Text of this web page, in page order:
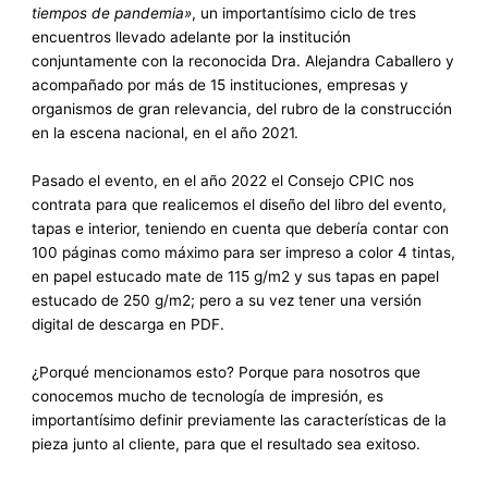
tiempos de pandemia», un importantísimo ciclo de tres
encuentros llevado adelante por la institución
conjuntamente con la reconocida Dra. Alejandra Caballero y
acompañado por más de 15 instituciones, empresas y
organismos de gran relevancia, del rubro de la construcción
en la escena nacional, en el año 2021.
Pasado el evento, en el año 2022 el Consejo CPIC nos
contrata para que realicemos el diseño del libro del evento,
tapas e interior, teniendo en cuenta que debería contar con
100 páginas como máximo para ser impreso a color 4 tintas,
en papel estucado mate de 115 g/m2 y sus tapas en papel
estucado de 250 g/m2; pero a su vez tener una versión
digital de descarga en PDF.
¿Porqué mencionamos esto? Porque para nosotros que
conocemos mucho de tecnología de impresión, es
importantísimo definir previamente las características de la
pieza junto al cliente, para que el resultado sea exitoso.